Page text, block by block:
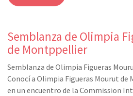
Semblanza de Olimpia
de Montppellier
Semblanza de Olimpia Figueras
Conocí a Olimpia Figueras Mourut de
en un encuentro de la Commission